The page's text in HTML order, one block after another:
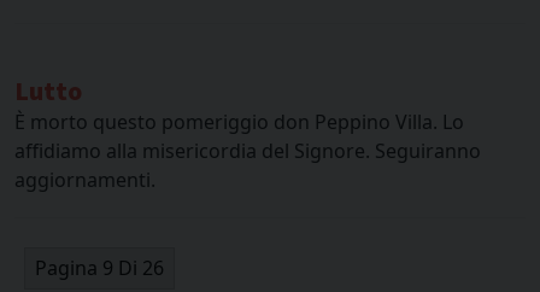
Lutto
È morto questo pomeriggio don Peppino Villa. Lo
affidiamo alla misericordia del Signore. Seguiranno
aggiornamenti.
Pagina 9 Di 26